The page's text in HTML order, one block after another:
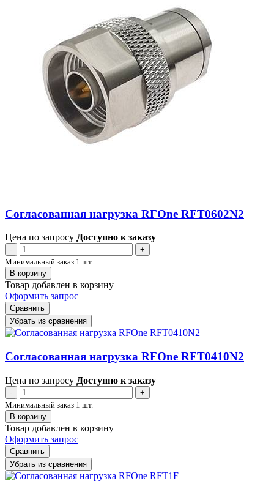
Согласованная нагрузка RFOne RFT0602N2
Цена по запросу Доступно к заказу
-
+
Минимальный заказ 1 шт.
В корзину
Товар добавлен в корзину
Оформить запрос
Сравнить
Убрать из сравнения
Согласованная нагрузка RFOne RFT0410N2
Цена по запросу Доступно к заказу
-
+
Минимальный заказ 1 шт.
В корзину
Товар добавлен в корзину
Оформить запрос
Сравнить
Убрать из сравнения